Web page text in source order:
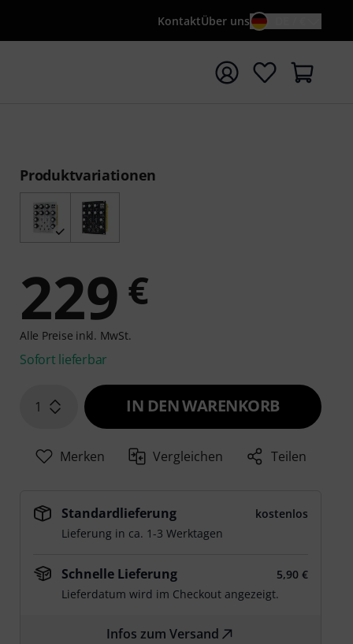
KontaktÜber uns
mit Suchwort {searchTerm} starten
Produktvariationen
229 €
Alle Preise inkl. MwSt.
Sofort lieferbar
1 IN DEN WARENKORB
Merken Vergleichen Teilen
Standardlieferung
kostenlos
Lieferung in ca. 1-3 Werktagen
Schnelle Lieferung
5,90 €
Lieferdatum wird im Checkout angezeigt.
Infos zum Versand